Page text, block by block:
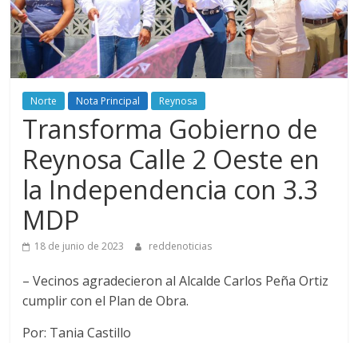
Norte Nota Principal Reynosa
Transforma Gobierno de
Reynosa Calle 2 Oeste en
la Independencia con 3.3
MDP
18 de junio de 2023 reddenoticias
– Vecinos agradecieron al Alcalde Carlos Peña Ortiz
cumplir con el Plan de Obra.
Por: Tania Castillo